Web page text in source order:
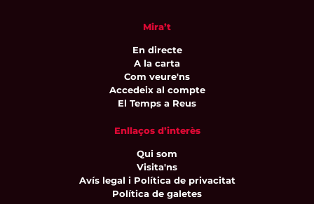
Mira’t
En directe
A la carta
Com veure'ns
Accedeix al compte
El Temps a Reus
Enllaços d’interès
Qui som
Visita'ns
Avís legal i Política de privacitat
Política de galetes